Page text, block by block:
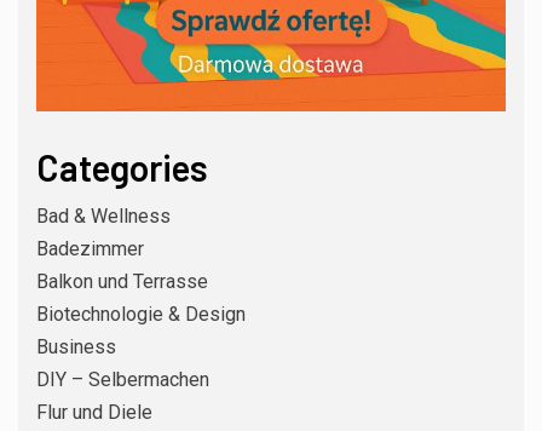
Categories
Bad & Wellness
Badezimmer
Balkon und Terrasse
Biotechnologie & Design
Business
DIY – Selbermachen
Flur und Diele